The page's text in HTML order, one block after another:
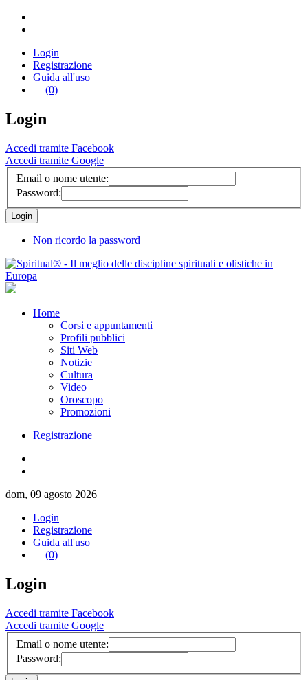
Login
Registrazione
Guida all'uso
(0)
Login
Accedi tramite Facebook
Accedi tramite Google
Email o nome utente:
Password:
Non ricordo la password
Home
Corsi e appuntamenti
Profili pubblici
Siti Web
Notizie
Cultura
Video
Oroscopo
Promozioni
Registrazione
dom, 09 agosto 2026
Login
Registrazione
Guida all'uso
(0)
Login
Accedi tramite Facebook
Accedi tramite Google
Email o nome utente:
Password: